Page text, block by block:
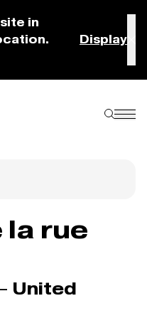
in
Display
la rue
United